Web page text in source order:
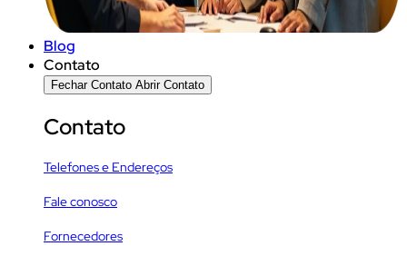
Blog
Contato
Fechar Contato Abrir Contato
Contato
Telefones e Endereços
Fale conosco
Fornecedores